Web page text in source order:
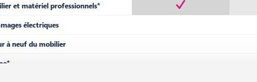
et matériel professionnels*
électriques
à neuf du mobilier